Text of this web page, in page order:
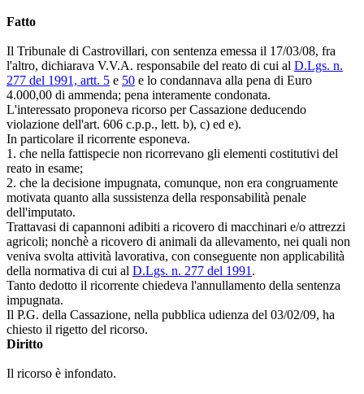
Fatto
Il Tribunale di Castrovillari, con sentenza emessa il 17/03/08, fra
l'altro, dichiarava V.V.A. responsabile del reato di cui al D.Lgs. n.
277 del 1991, artt. 5 e 50 e lo condannava alla pena di Euro
4.000,00 di ammenda; pena interamente condonata.
L'interessato proponeva ricorso per Cassazione deducendo
violazione dell'art. 606 c.p.p., lett. b), c) ed e).
In particolare il ricorrente esponeva.
1. che nella fattispecie non ricorrevano gli elementi costitutivi del
reato in esame;
2. che la decisione impugnata, comunque, non era congruamente
motivata quanto alla sussistenza della responsabilità penale
dell'imputato.
Trattavasi di capannoni adibiti a ricovero di macchinari e/o attrezzi
agricoli; nonchè a ricovero di animali da allevamento, nei quali non
veniva svolta attività lavorativa, con conseguente non applicabilità
della normativa di cui al D.Lgs. n. 277 del 1991 .
Tanto dedotto il ricorrente chiedeva l'annullamento della sentenza
impugnata.
Il P.G. della Cassazione, nella pubblica udienza del 03/02/09, ha
chiesto il rigetto del ricorso.
Diritto
Il ricorso è infondato.